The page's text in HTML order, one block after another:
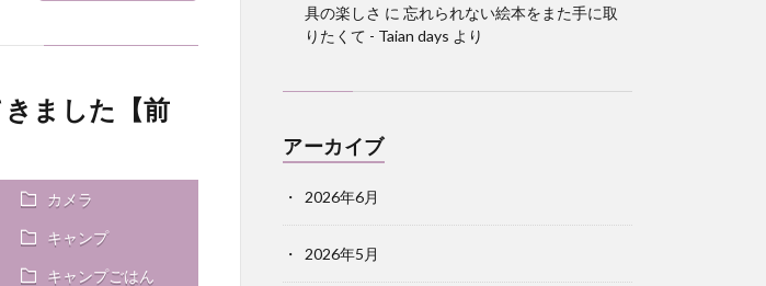
ました【前
カメラ
キャンプ
キャンプごはん
具の楽しさ に 忘れられない絵本をまた手に取
りたくて - Taian days より
アーカイブ
2026年6月
2026年5月